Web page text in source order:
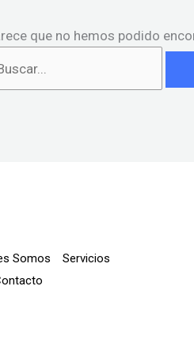
que no hemos podido
Somos
Servicios